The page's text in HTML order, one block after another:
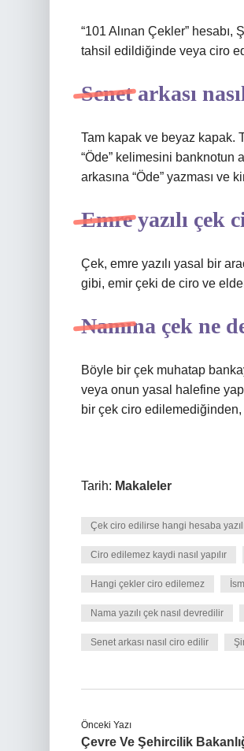
“101 Alınan Çekler” hesabı,
tahsil edildiğinde veya ciro
Senet arkası
Tam kapak ve beyaz kapak.
“Öde” kelimesini banknotun
arkasına “Öde” yazması
Emre yazılı çek
Çek, emre yazılı yasal bir
gibi, emir çeki de ciro ve
Namına çek ne
Böyle bir çek muhatap
veya onun yasal halefine
bir çek ciro
Tarih: Makaleler
Çek ciro edilirse hangi hesaba
Ciro edilemez kaydi nasıl yapılır
Hangi çekler ciro edilemez
Nama yazılı çek nasıl devredilir
Senet arkası nasıl ciro edilir
Önceki Yazı
Çevre Ve Şehircilik